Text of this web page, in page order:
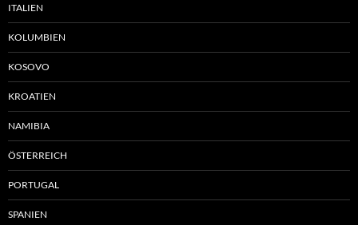
ITALIEN
KOLUMBIEN
KOSOVO
KROATIEN
NAMIBIA
ÖSTERREICH
PORTUGAL
SPANIEN